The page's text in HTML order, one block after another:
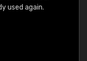
used again.